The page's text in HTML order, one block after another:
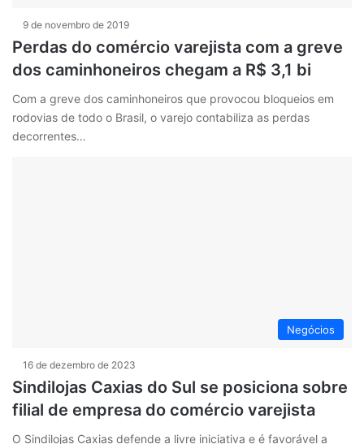
9 de novembro de 2019
Perdas do comércio varejista com a greve
dos caminhoneiros chegam a R$ 3,1 bi
Com a greve dos caminhoneiros que provocou bloqueios em
rodovias de todo o Brasil, o varejo contabiliza as perdas
decorrentes…
Negócios
16 de dezembro de 2023
Sindilojas Caxias do Sul se posiciona sobre
filial de empresa do comércio varejista
O Sindilojas Caxias defende a livre iniciativa e é favorável a